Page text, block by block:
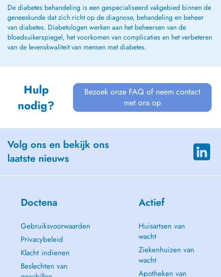
De diabetes behandeling is een gespecialiseerd vakgebied binnen de
geneeskunde dat zich richt op de diagnose, behandeling en beheer
van diabetes. Diabetologen werken aan het beheersen van de
bloedsuikerspiegel, het voorkomen van complicaties en het verbeteren
van de levenskwaliteit van mensen met diabetes.
Hulp
nodig?
Bezoek onze FAQ of neem contact
met ons op
Volg ons en bekijk ons
laatste nieuws
Doctena
Gebruiksvoorwaarden
Privacybeleid
Klacht indienen
Beslechten van
Actief
Huisartsen van
wacht
Ziekenhuizen van
wacht
Apotheken van